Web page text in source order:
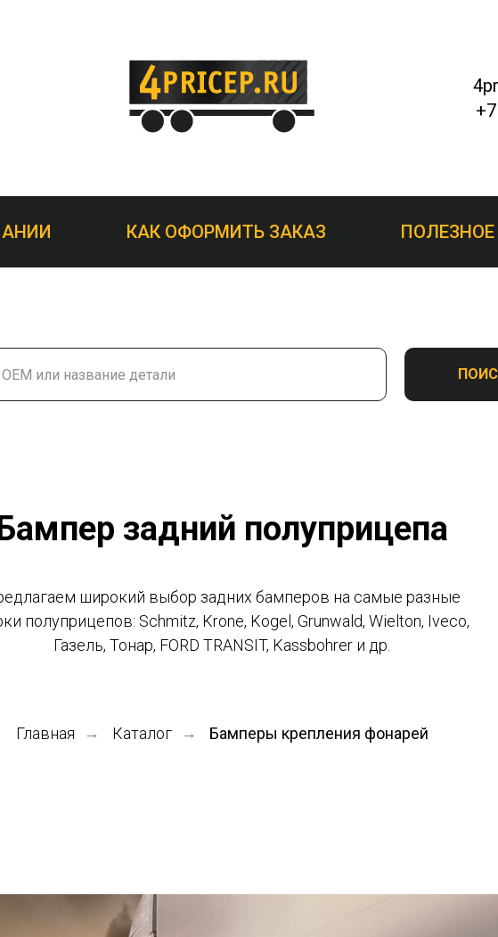
КАК ОФОРМИТЬ ЗАКАЗ ПОЛЕЗНОЕ
задний полуприцепа
широкий выбор задних бамперов на самые разные
полуприцепов: Schmitz, Krone, Kogel, Grunwald, Wielton, Iveco,
Газель, Тонар, FORD TRANSIT, Kassbohrer и др.
Главная → Каталог → Бамперы крепления фонарей